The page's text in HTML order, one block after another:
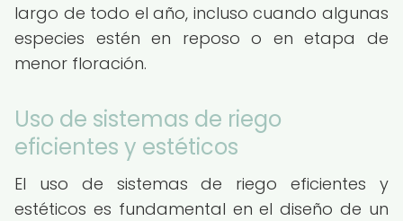
largo de todo el año, incluso cuando algunas
especies estén en reposo o en etapa de
menor floración.
Uso de sistemas de riego
eficientes y estéticos
El uso de sistemas de riego eficientes y
estéticos es fundamental en el diseño de un